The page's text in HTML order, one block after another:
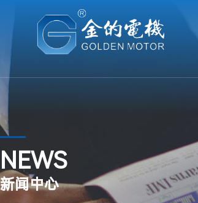
NEWS
新闻中心